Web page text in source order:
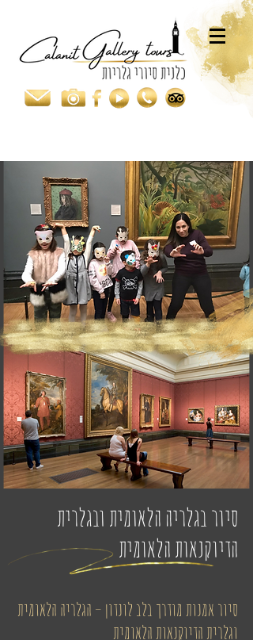
סיור בגלריה הלאומית ובגלרית
הדיוקנאות הלאומית
סיור אמנות מודרך בלב לונדון – הגלריה הלאומית
וגלרית הדיוקנאות הלאומית